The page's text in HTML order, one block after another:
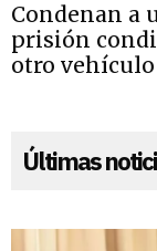
Condenan a
prisión
otro vehículo
Últimas